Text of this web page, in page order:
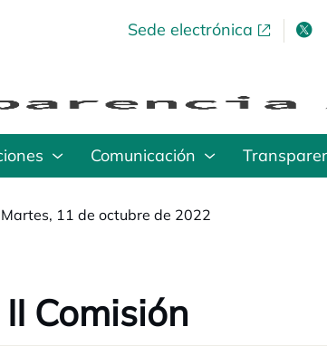
Sede electrónicase abre en unase
Comunicación
Martes, 11 de octubre de 2022
Comisión